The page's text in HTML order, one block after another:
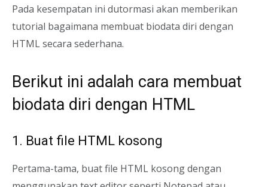
Pada kesempatan ini dutormasi akan memberikan
tutorial bagaimana membuat biodata diri dengan
HTML secara sederhana.
Berikut ini adalah cara membuat
biodata diri dengan HTML
1. Buat file HTML kosong
Pertama-tama, buat file HTML kosong dengan